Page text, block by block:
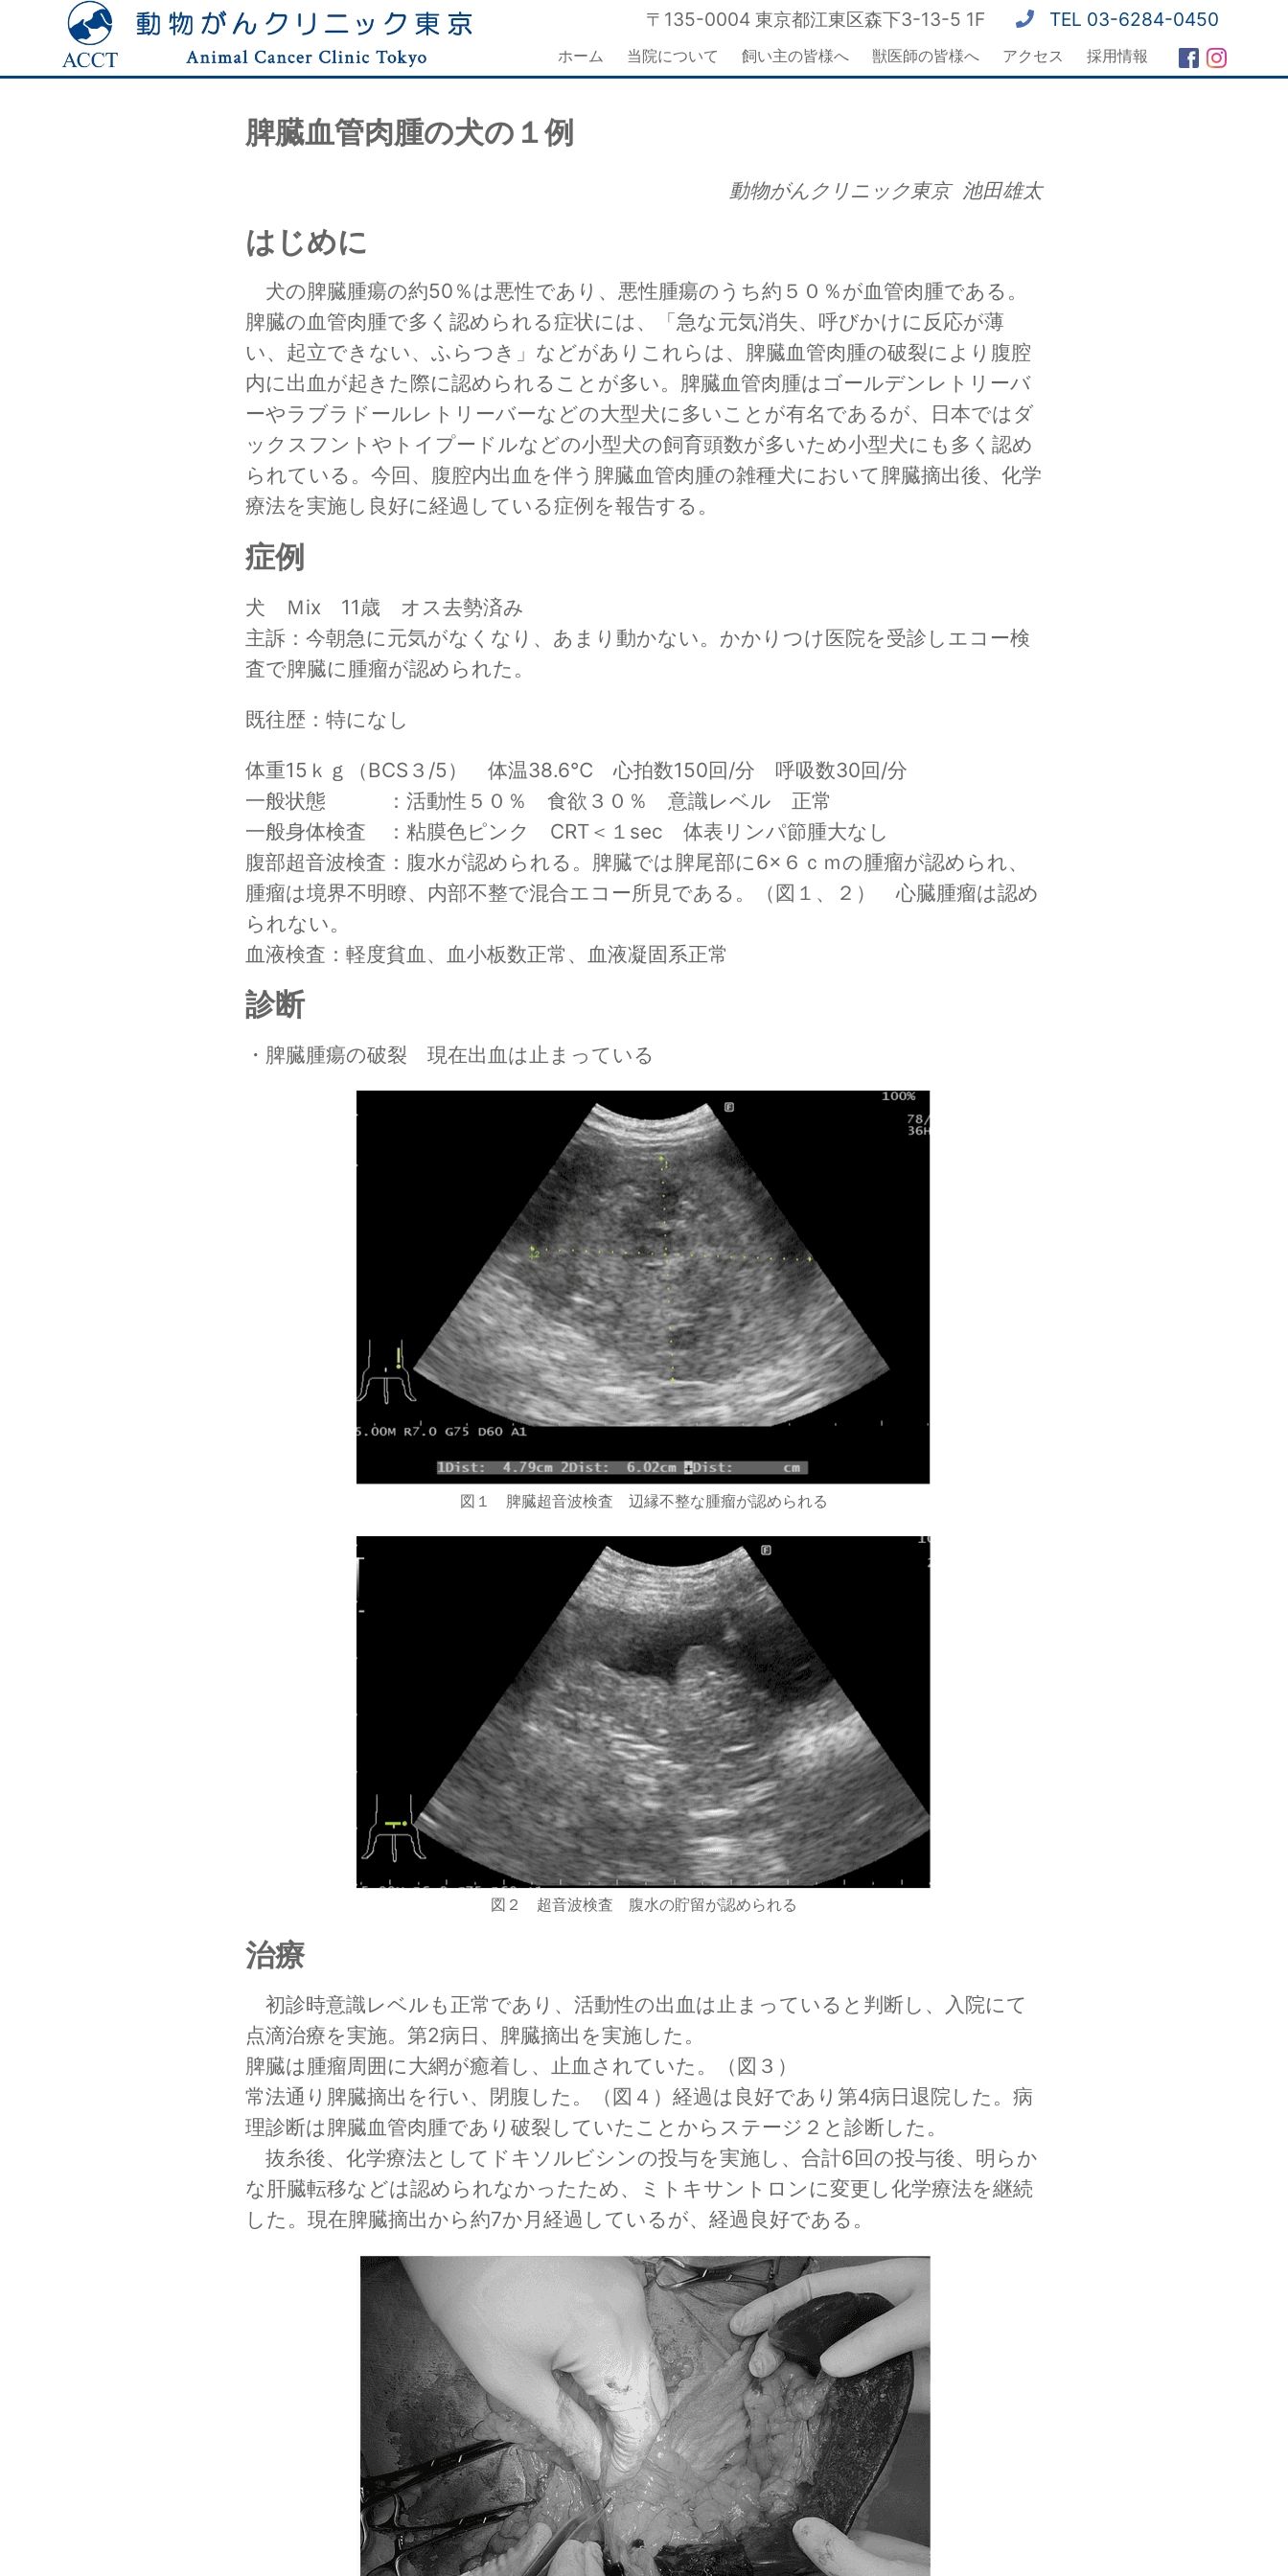
〒135-0004 東京都江東区森下3-13-5 1F TEL 03-6284-0450
ホーム 当院について 飼い主の皆様へ 獣医師の皆様へ アクセス 採用情報
脾臓血管肉腫の犬の１例
動物がんクリニック東京 池田雄太
はじめに
犬の脾臓腫瘍の約50％は悪性であり、悪性腫瘍のうち約５０％が血管肉腫である。
脾臓の血管肉腫で多く認められる症状には、「急な元気消失、呼びかけに反応が薄
い、起立できない、ふらつき」などがありこれらは、脾臓血管肉腫の破裂により腹腔
内に出血が起きた際に認められることが多い。脾臓血管肉腫はゴールデンレトリーバ
ーやラブラドールレトリーバーなどの大型犬に多いことが有名であるが、日本ではダ
ックスフントやトイプードルなどの小型犬の飼育頭数が多いため小型犬にも多く認め
られている。今回、腹腔内出血を伴う脾臓血管肉腫の雑種犬において脾臓摘出後、化学
療法を実施し良好に経過している症例を報告する。
症例
犬　Ｍix　11歳　オス去勢済み
主訴：今朝急に元気がなくなり、あまり動かない。かかりつけ医院を受診しエコー検
査で脾臓に腫瘤が認められた。
既往歴：特になし
体重15ｋｇ（BCS３/5）　体温38.6℃　心拍数150回/分　呼吸数30回/分
一般状態　　　：活動性５０％　食欲３０％　意識レベル　正常
一般身体検査　：粘膜色ピンク　CRT＜１sec　体表リンパ節腫大なし
腹部超音波検査：腹水が認められる。脾臓では脾尾部に6×６ｃｍの腫瘤が認められ、
腫瘤は境界不明瞭、内部不整で混合エコー所見である。（図１、２）　心臓腫瘤は認め
られない。
血液検査：軽度貧血、血小板数正常、血液凝固系正常
診断
・脾臓腫瘍の破裂　現在出血は止まっている
図１ 脾臓超音波検査 辺縁不整な腫瘤が認められる
図２ 超音波検査 腹水の貯留が認められる
治療
初診時意識レベルも正常であり、活動性の出血は止まっていると判断し、入院にて
点滴治療を実施。第2病日、脾臓摘出を実施した。
脾臓は腫瘤周囲に大網が癒着し、止血されていた。（図３）
常法通り脾臓摘出を行い、閉腹した。（図４）経過は良好であり第4病日退院した。病
理診断は脾臓血管肉腫であり破裂していたことからステージ２と診断した。
抜糸後、化学療法としてドキソルビシンの投与を実施し、合計6回の投与後、明らか
な肝臓転移などは認められなかったため、ミトキサントロンに変更し化学療法を継続
した。現在脾臓摘出から約7か月経過しているが、経過良好である。